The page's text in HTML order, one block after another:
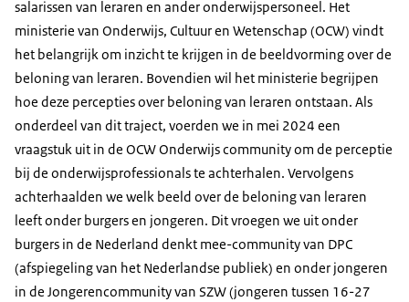
salarissen van leraren en ander onderwijspersoneel. Het
ministerie van Onderwijs, Cultuur en Wetenschap (OCW) vindt
het belangrijk om inzicht te krijgen in de beeldvorming over de
beloning van leraren. Bovendien wil het ministerie begrijpen
hoe deze percepties over beloning van leraren ontstaan. Als
onderdeel van dit traject, voerden we in mei 2024 een
vraagstuk uit in de OCW Onderwijs community om de perceptie
bij de onderwijsprofessionals te achterhalen. Vervolgens
achterhaalden we welk beeld over de beloning van leraren
leeft onder burgers en jongeren. Dit vroegen we uit onder
burgers in de Nederland denkt mee-community van DPC
(afspiegeling van het Nederlandse publiek) en onder jongeren
in de Jongerencommunity van SZW (jongeren tussen 16-27